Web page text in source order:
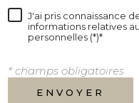
J'ai pris connaissance
informations relatives
personnelles (*)*
* champs obligatoires
ENVOYER